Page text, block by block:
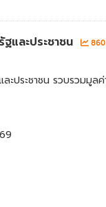
และประชาชน
ประชาชน รวบรวมมู